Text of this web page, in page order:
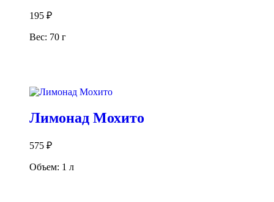
195 ₽
Вес: 70 г
Лимонад Мохито
575 ₽
Объем: 1 л